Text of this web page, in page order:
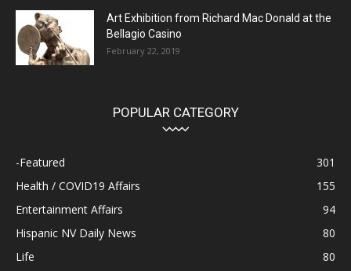
Art Exhibition from Richard Mac Donald at the
Bellagio Casino
February 22, 2019
POPULAR CATEGORY
-Featured
301
Health / COVID19 Affairs
155
Entertainment Affairs
94
Hispanic NV Daily News
80
Life
80